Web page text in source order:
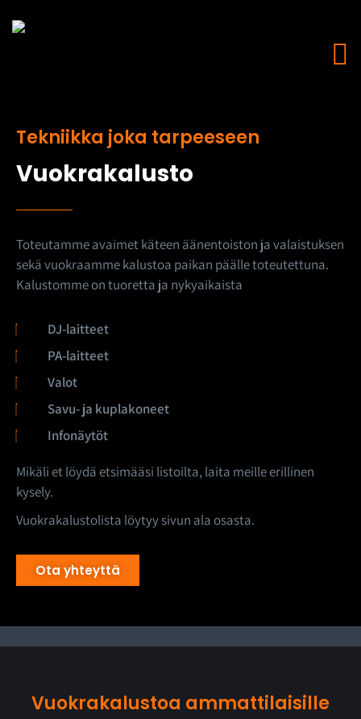
Tekniikka joka tarpeeseen
Vuokrakalusto
Toteutamme avaimet käteen äänentoiston ja valaistuksen
sekä vuokraamme kalustoa paikan päälle toteutettuna.
Kalustomme on tuoretta ja nykyaikaista
DJ-laitteet
PA-laitteet
Valot
Savu- ja kuplakoneet
Infonäytöt
Mikäli et löydä etsimääsi listoilta, laita meille erillinen
kysely.
Vuokrakalustolista löytyy sivun ala osasta.
Ota yhteyttä
Vuokrakalustoa ammattilaisille